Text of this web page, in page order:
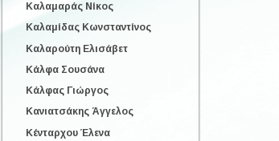
Καλαμαράς Νίκος
Καλαμίδας Κωνσταντίνος
Καλαρούτη Ελισάβετ
Κάλφα Σουσάνα
Κάλφας Γιώργος
Κανιατσάκης Άγγελος
Κένταρχου Έλενα